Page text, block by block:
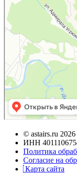
© astairs.ru 2026
ИНН
Политика
Согласие на
Карта сайта